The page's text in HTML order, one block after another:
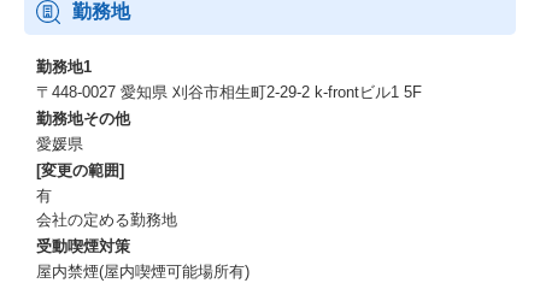
【ハイブリッドエンジニアを目指す ジャパニアスの教育】
ジャパニアスでは、社員の成長ステージに合わせて様々な教育プ
ランをご用意しています。
2020年に教育制度をリニューアルし、先端テクノロジーに挑戦で
きる環境を新たに構築しました。
加速する技術革新の中で勝ち残るために、配属分野のスキルと先
端テクノロジーを兼ね備えた『ハイブリッドエンジニア』の育成
に力を入れています。
※ご経験のレンジにより、研修内容は随時変更して実施していき
ます。
勤務地
勤務地1
〒448-0027 愛知県 刈谷市相生町2-29-2 k-frontビル1 5F
勤務地その他
愛媛県
[変更の範囲]
有
会社の定める勤務地
受動喫煙対策
屋内禁煙(屋内喫煙可能場所有)